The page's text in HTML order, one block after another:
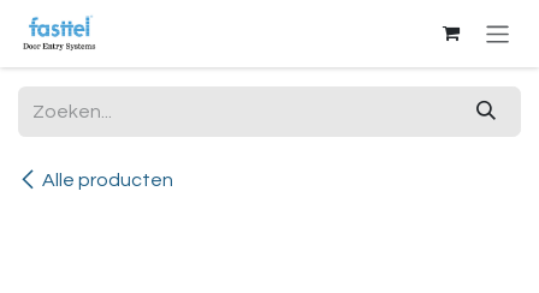
Overslaan naar inhoud
Alle producten